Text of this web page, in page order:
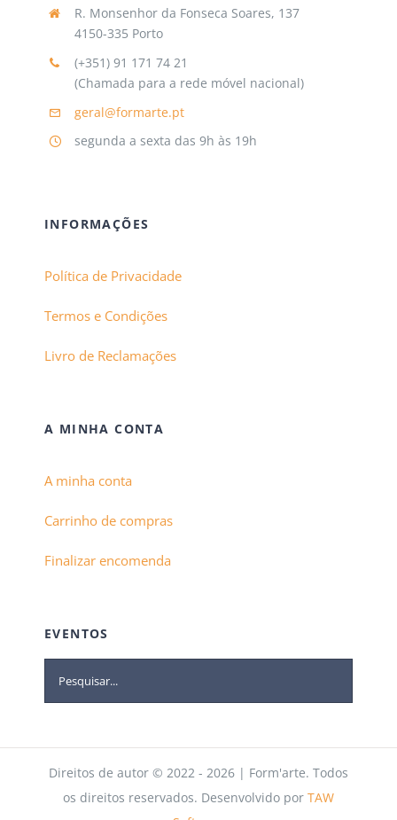
R. Monsenhor da Fonseca Soares, 137
4150-335 Porto
(+351) 91 171 74 21
(Chamada para a rede móvel nacional)
geral@formarte.pt
segunda a sexta das 9h às 19h
INFORMAÇÕES
Política de Privacidade
Termos e Condições
Livro de Reclamações
A MINHA CONTA
A minha conta
Carrinho de compras
Finalizar encomenda
EVENTOS
Direitos de autor © 2022 - 2026 | Form'arte. Todos
os direitos reservados. Desenvolvido por TAW